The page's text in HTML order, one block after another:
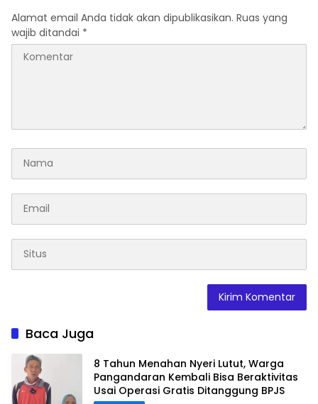
Alamat email Anda tidak akan dipublikasikan. Ruas yang
wajib ditandai *
Baca Juga
8 Tahun Menahan Nyeri Lutut, Warga
Pangandaran Kembali Bisa Beraktivitas
Usai Operasi Gratis Ditanggung BPJS